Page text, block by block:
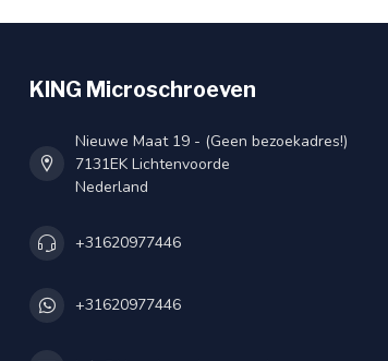
KING Microschroeven
Nieuwe Maat 19 - (Geen bezoekadres!)
7131EK Lichtenvoorde
Nederland
+31620977446
+31620977446